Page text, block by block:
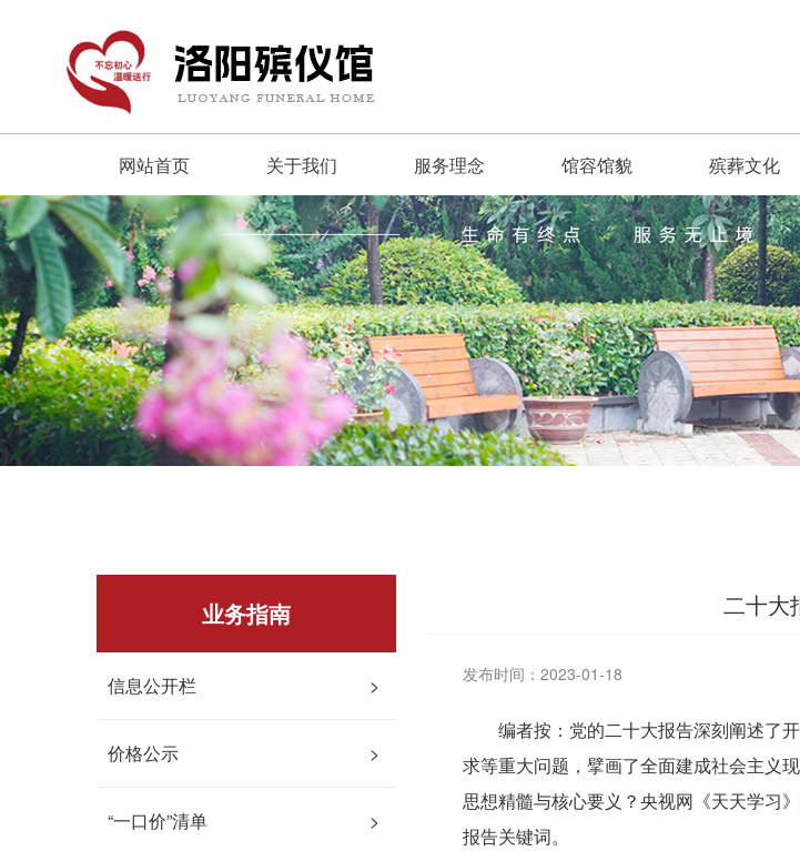
网站首页 关于我们 服务理念 馆容馆貌 殡葬文化
业务指南
>
信息公开栏
>
价格公示
>
“一口价”清单
二十大
发布时间：2023-01-18
编者按：党的二十大报告深刻阐述了开
求等重大问题，擘画了全面建成社会主义
思想精髓与核心要义？央视网《天天学习
报告关键词。